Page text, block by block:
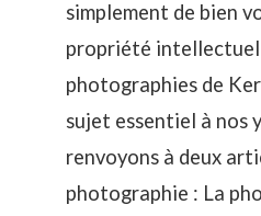
simplement de bien
propriété
photographies de
sujet essentiel à nos
renvoyons à deux
photographie : La